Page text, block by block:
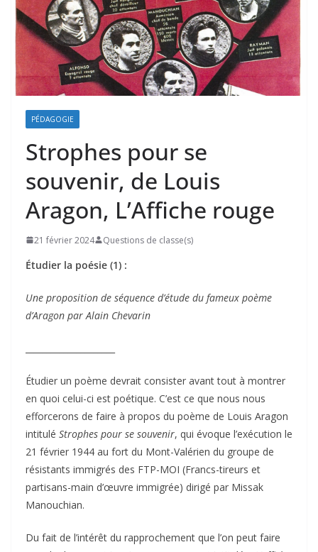
PÉDAGOGIE
Strophes pour se
souvenir, de Louis
Aragon, L’Affiche rouge
21 février 2024 Questions de classe(s)
Étudier la poésie (1) :
Une proposition de séquence d’étude du fameux poème
d’Aragon par Alain Chevarin
Étudier un poème devrait consister avant tout à montrer
en quoi celui-ci est poétique. C’est ce que nous nous
efforcerons de faire à propos du poème de Louis Aragon
intitulé Strophes pour se souvenir, qui évoque l’exécution le
21 février 1944 au fort du Mont-Valérien du groupe de
résistants immigrés des FTP-MOI (Francs-tireurs et
partisans-main d’œuvre immigrée) dirigé par Missak
Manouchian.
Du fait de l’intérêt du rapprochement que l’on peut faire